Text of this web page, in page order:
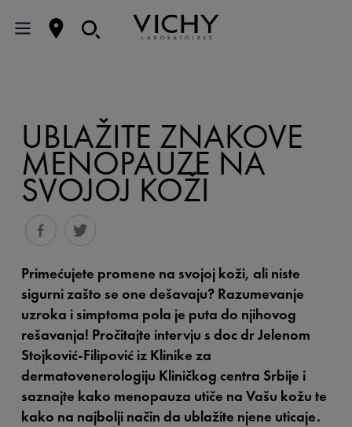
UBLAŽITE ZNAKOVE
MENOPAUZE NA
SVOJOJ KOŽI
Primećujete promene na svojoj koži, ali niste
sigurni zašto se one dešavaju? Razumevanje
uzroka i simptoma pola je puta do njihovog
rešavanja! Pročitajte intervju s doc dr Jelenom
Stojković-Filipović iz Klinike za
dermatovenerologiju Kliničkog centra Srbije i
saznajte kako menopauza utiče na Vašu kožu te
kako na najbolji način da ublažite njene uticaje.